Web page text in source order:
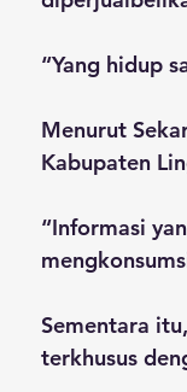
“Yang hidup
Menurut
Kabupaten
“Informasi
Sementara
terkhusus